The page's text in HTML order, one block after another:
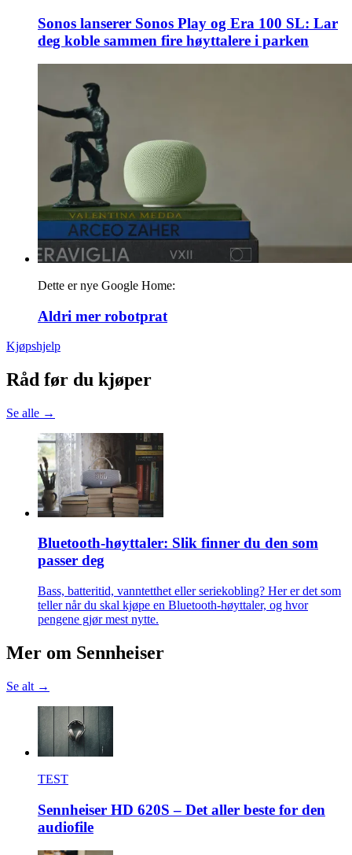
Sonos lanserer Sonos Play og Era 100 SL: Lar
deg koble sammen fire høyttalere i parken
Dette er nye Google Home:
Aldri mer robotprat
Kjøpshjelp
Råd før du kjøper
Se alle →
Bluetooth-høyttaler: Slik finner du den som
passer deg
Bass, batteritid, vanntetthet eller seriekobling? Her er det som
teller når du skal kjøpe en Bluetooth-høyttaler, og hvor
pengene gjør mest nytte.
Mer om Sennheiser
Se alt →
TEST
Sennheiser HD 620S – Det aller beste for den
audiofile